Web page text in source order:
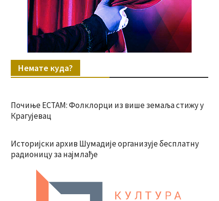
Немате куда?
Почиње ЕСТАМ: Фолклорци из више земаља стижу у
Крагујевац
Историјски архив Шумадије организује бесплатну
радионицу за најмлађе